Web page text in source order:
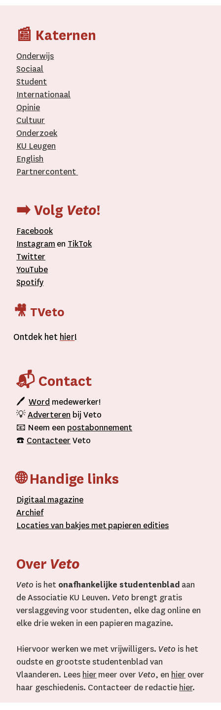
📰 Katernen
Onderwijs
Sociaal
Student
Internationaal­
Opinie
Cultuur
Onderzoek
KU Leugen
English
Partnercontent
➡️ Volg Veto!
Facebook
Instagram en TikTok
Twitter
YouTube
Spotify
🎥 TVeto
Ontdek het hier!
📬 Contact
🖊Word medewerker!
💡Adverteren bij Veto
📧 Neem een postabonnement
☎️ Contacteer Veto
🌐 Handige links
Digitaal magazine
Archief
Locaties van bakjes metpapieren edities
Over Veto
Veto is het onafhankelijke studentenblad aan
de Associatie KU Leuven. Veto brengt gratis
verslaggeving voor studenten, elke dag online en
elke drie weken in een papieren magazine.
Hiervoor werken we met vrijwilligers. Veto is het
oudste en grootste studentenblad van
Vlaanderen. Lees hier meer over Veto, en hier over
haar geschiedenis. Contacteer de redactie hier.